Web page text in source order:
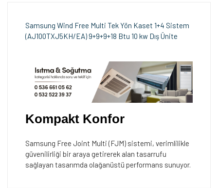
Samsung Wind Free Multi Tek Yön Kaset 1+4 Sistem
(AJ100TXJ5KH/EA) 9+9+9+18 Btu 10 kw Dış Ünite
Kompakt Konfor
Samsung Free Joint Multi (FJM) sistemi, verimlilikle
güvenilirliği bir araya getirerek alan tasarrufu
sağlayan tasarımda olağanüstü performans sunuyor.